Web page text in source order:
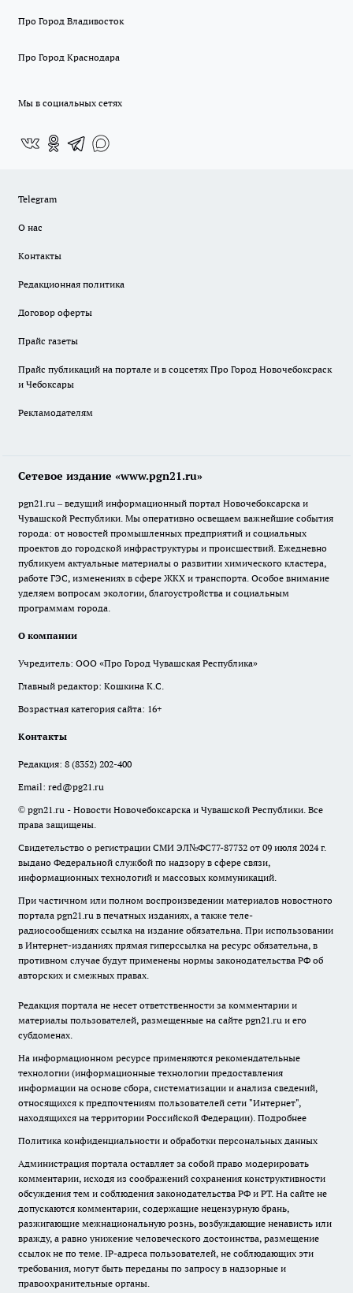
Про Город Владивосток
Про Город Краснодара
Мы в социальных сетях
Telegram
О нас
Контакты
Редакционная политика
Договор оферты
Прайс газеты
Прайс публикаций на портале и в соцсетях Про Город Новочебоксраск
и Чебоксары
Рекламодателям
Сетевое издание «www.pgn21.ru»
pgn21.ru – ведущий информационный портал Новочебоксарска и
Чувашской Республики. Мы оперативно освещаем важнейшие события
города: от новостей промышленных предприятий и социальных
проектов до городской инфраструктуры и происшествий. Ежедневно
публикуем актуальные материалы о развитии химического кластера,
работе ГЭС, изменениях в сфере ЖКХ и транспорта. Особое внимание
уделяем вопросам экологии, благоустройства и социальным
программам города.
О компании
Учредитель: ООО «Про Город Чувашская Республика»
Главный редактор: Кошкина К.С.
Возрастная категория сайта: 16+
Контакты
Редакция: 8 (8352) 202-400
Email: red@pg21.ru
© pgn21.ru - Новости Новочебоксарска и Чувашской Республики. Все
права защищены.
Свидетельство о регистрации СМИ ЭЛ№ФС77-87732 от 09 июля 2024 г.
выдано Федеральной службой по надзору в сфере связи,
информационных технологий и массовых коммуникаций.
При частичном или полном воспроизведении материалов новостного
портала pgn21.ru в печатных изданиях, а также теле-
радиосообщениях ссылка на издание обязательна. При использовании
в Интернет-изданиях прямая гиперссылка на ресурс обязательна, в
противном случае будут применены нормы законодательства РФ об
авторских и смежных правах.
Редакция портала не несет ответственности за комментарии и
материалы пользователей, размещенные на сайте pgn21.ru и его
субдоменах.
На информационном ресурсе применяются рекомендательные
технологии (информационные технологии предоставления
информации на основе сбора, систематизации и анализа сведений,
относящихся к предпочтениям пользователей сети "Интернет",
находящихся на территории Российской Федерации). Подробнее
Политика конфиденциальности и обработки персональных данных
Администрация портала оставляет за собой право модерировать
комментарии, исходя из соображений сохранения конструктивности
обсуждения тем и соблюдения законодательства РФ и РТ. На сайте не
допускаются комментарии, содержащие нецензурную брань,
разжигающие межнациональную рознь, возбуждающие ненависть или
вражду, а равно унижение человеческого достоинства, размещение
ссылок не по теме. IP-адреса пользователей, не соблюдающих эти
требования, могут быть переданы по запросу в надзорные и
правоохранительные органы.